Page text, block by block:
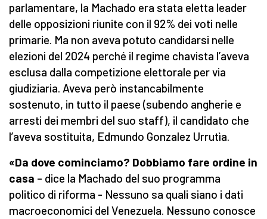
parlamentare, la Machado era stata eletta leader
delle opposizioni riunite con il 92% dei voti nelle
primarie. Ma non aveva potuto candidarsi nelle
elezioni del 2024 perché il regime chavista l’aveva
esclusa dalla competizione elettorale per via
giudiziaria. Aveva però instancabilmente
sostenuto, in tutto il paese (subendo angherie e
arresti dei membri del suo staff), il candidato che
l’aveva sostituita, Edmundo Gonzalez Urrutìa.
«Da dove cominciamo? Dobbiamo fare ordine in
casa – dice la Machado del suo programma
politico di riforma - Nessuno sa quali siano i dati
macroeconomici del Venezuela. Nessuno conosce